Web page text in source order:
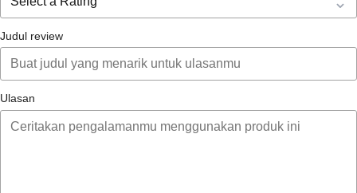
Judul review
Ulasan